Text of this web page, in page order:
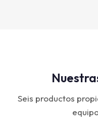
Seis productos